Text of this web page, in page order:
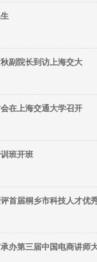
副院长到访上海交大
在上海交通大学召开
班开班
首届桐乡市科技人才优
办第三届中国电商讲师